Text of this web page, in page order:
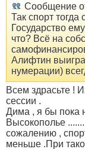
Сообщение
Так спорт тогда
Государство
что? Всё на
Алифтин
нумерации)
Всем здрасьте !
сессии .
Дима , я бы пока
Высокополье .......
сожалению ,
меньше .При